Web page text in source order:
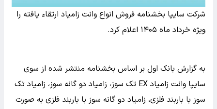
شرکت سایپا بخشنامه فروش انواع وانت زامیاد ارتقاء یافته را
ویژه خرداد ماه ۱۴۰۵ اعلام کرد.
به گزارش بانک اول بر اساس بخشنامه منتشر شده از سوی
سایپا وانت زامیاد EX تک سوز، زامیاد دو گانه سوز، زامیاد تک
سوز با باربند فلزی، زامیاد دو گانه سوز با باربند فلزی به صورت